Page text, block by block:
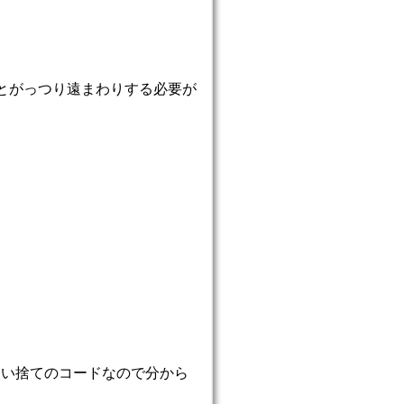
っつり遠まわりする必要が
捨てのコードなので分から